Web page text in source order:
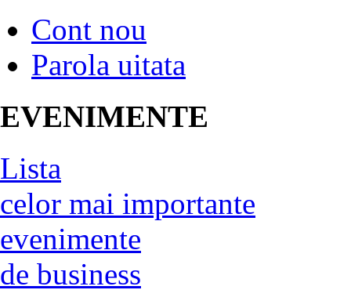
Cont nou
Parola uitata
EVENIMENTE
Lista
celor mai importante
evenimente
de business